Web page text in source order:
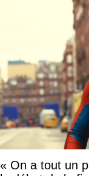
« On a tout un